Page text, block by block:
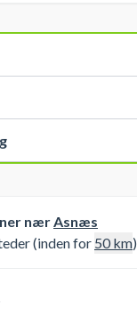
nærAsnæs
(inden for 50km)